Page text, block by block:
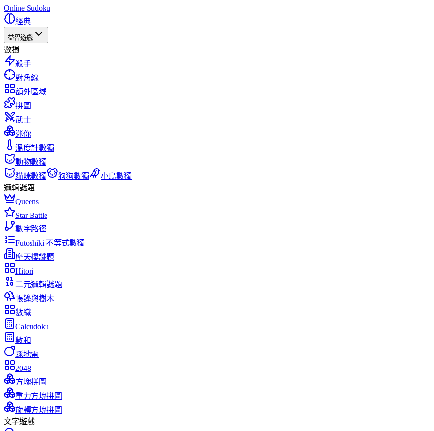
Online Sudoku
經典
益智遊戲
數獨
殺手
對角線
額外區域
拼圖
武士
迷你
溫度計數獨
動物數獨
貓咪數獨
狗狗數獨
小鳥數獨
邏輯謎題
Queens
Star Battle
數字路徑
Futoshiki 不等式數獨
摩天樓謎題
Hitori
二元邏輯謎題
帳篷與樹木
數織
Calcudoku
數和
踩地雷
2048
方塊拼圖
重力方塊拼圖
旋轉方塊拼圖
文字遊戲